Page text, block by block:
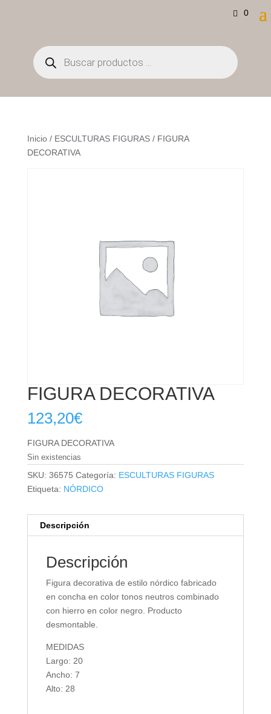
0
Búsqueda
de
productos
Inicio/ ESCULTURAS FIGURAS/ FIGURA
DECORATIVA
FIGURA DECORATIVA
123,20€
FIGURA DECORATIVA
Sin existencias
SKU: 36575 Categoría: ESCULTURAS FIGURAS
Etiqueta: NÓRDICO
Descripción
Descripción
Figura decorativa de estilo nórdico fabricado
en concha en color tonos neutros combinado
con hierro en color negro. Producto
desmontable.
MEDIDAS
Largo: 20
Ancho: 7
Alto: 28